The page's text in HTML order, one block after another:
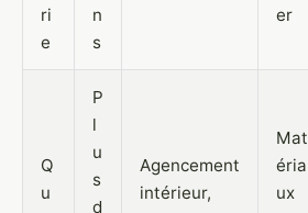
ri
e
n
s
er
Q
u
P
l
u
s
d
Agencement
intérieur,
Mat
éria
ux